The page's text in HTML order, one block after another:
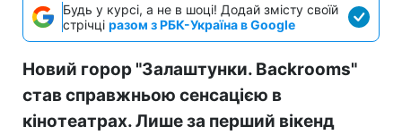
Будь у курсі, а не в шоці! Додай змісту своїй
стрічці разом з РБК-Україна в Google
Новий горор "Залаштунки. Backrooms"
став справжньою сенсацією в
кінотеатрах. Лише за перший вікенд